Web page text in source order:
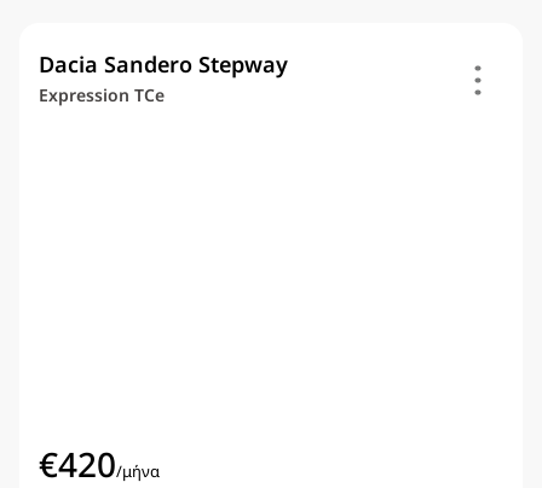
Dacia Sandero Stepway
Expression TCe
€420/μήνα